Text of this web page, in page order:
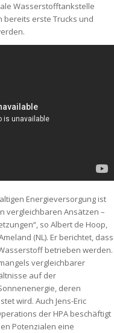
Wasserstofftankstelle
bereits erste Trucks und
Energieversorgung ist
vergleichbaren Ansätzen –
so Albert de Hoop,
(NL). Er berichtet, dass
betrieben werden.
vergleichbarer
auf der
deren
wird. Auch Jens-Eric
der HPA beschäftigt
Potenzialen eine